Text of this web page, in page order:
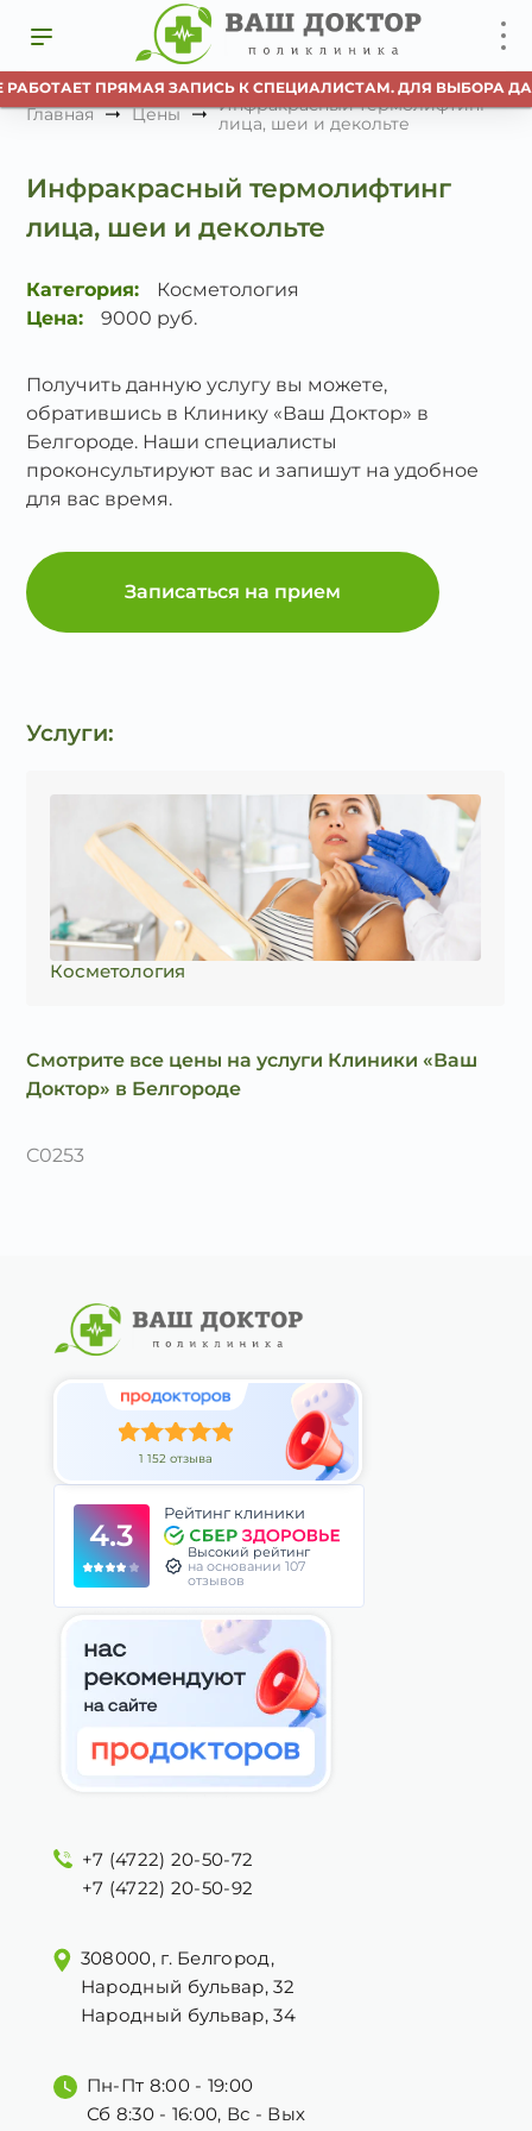
ПРЯМАЯ ЗАПИСЬ К СПЕЦИАЛИСТАМ. ДЛЯ ВЫБОРА
Главная Цены
Инфракрасный термолифтинг
лица, шеи и декольте
Инфракрасный термолифтинг
лица, шеи и декольте
Категория:
Косметология
Цена:
9000 руб.
Получить данную услугу вы можете,
обратившись в Клинику «Ваш Доктор» в
Белгороде. Наши специалисты
проконсультируют вас и запишут на удобное
для вас время.
Записаться на прием
Услуги:
Косметология
Смотрите все цены на услуги Клиники «Ваш
Доктор» в Белгороде
C0253
1 152 отзыва
4.3
Рейтинг клиники
Высокий рейтинг
на основании 107
отзывов
+7 (4722) 20-50-72
+7 (4722) 20-50-92
308000, г. Белгород,
Народный бульвар, 32
Народный бульвар, 34
Пн-Пт 8:00 - 19:00
Сб 8:30 - 16:00, Вс - Вых